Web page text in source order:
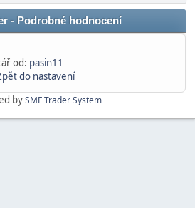
- Podrobné hodnocení
od: pasin11
do nastavení
bySMF Trader System